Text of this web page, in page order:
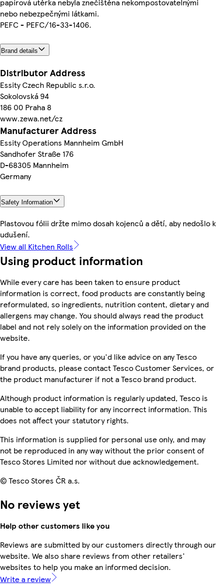
papírová utěrka nebyla znečištěna nekompostovatelnými
nebo nebezpečnými látkami.
PEFC - PEFC/16-33-1406.
Brand details
Distributor Address
Essity Czech Republic s.r.o.
Sokolovská 94
186 00 Praha 8
www.zewa.net/cz
Manufacturer Address
Essity Operations Mannheim GmbH
Sandhofer Straße 176
D-68305 Mannheim
Germany
Safety Information
Plastovou fólii držte mimo dosah kojenců a dětí, aby nedošlo k
udušení.
View all Kitchen Rolls
Using product information
While every care has been taken to ensure product
information is correct, food products are constantly being
reformulated, so ingredients, nutrition content, dietary and
allergens may change. You should always read the product
label and not rely solely on the information provided on the
website.
If you have any queries, or you'd like advice on any Tesco
brand products, please contact Tesco Customer Services, or
the product manufacturer if not a Tesco brand product.
Although product information is regularly updated, Tesco is
unable to accept liability for any incorrect information. This
does not affect your statutory rights.
This information is supplied for personal use only, and may
not be reproduced in any way without the prior consent of
Tesco Stores Limited nor without due acknowledgement.
© Tesco Stores ČR a.s.
No reviews yet
Help other customers like you
Reviews are submitted by our customers directly through our
website. We also share reviews from other retailers'
websites to help you make an informed decision.
Write a review